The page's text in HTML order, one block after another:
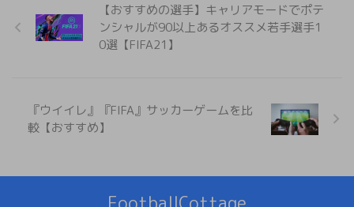
【おすすめの選手】キャリアモードでポテ
ンシャルが90以上あるオススメ若手選手1
0選【FIFA21】
『ウイイレ』『FIFA』サッカーゲームを比
較【おすすめ】